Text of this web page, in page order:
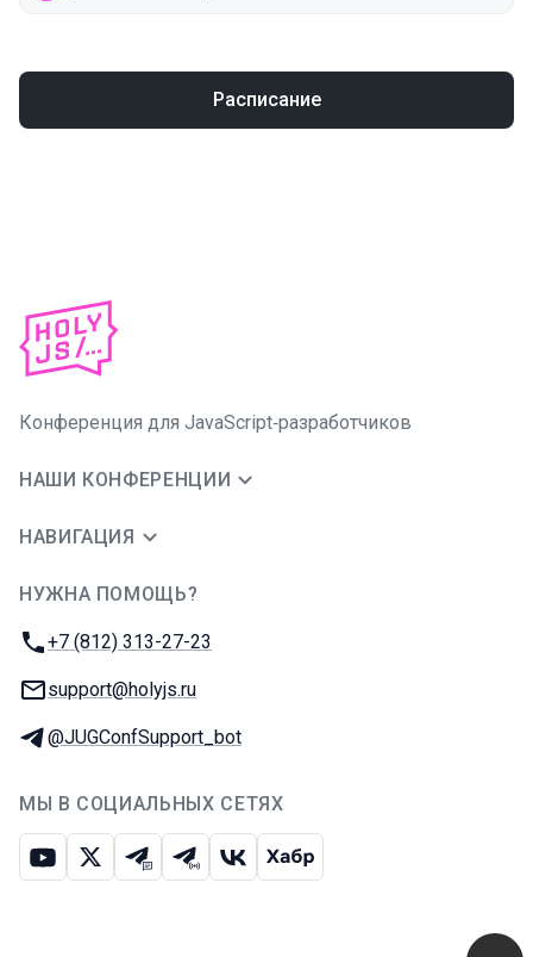
Расписание
Конференция для JavaScript‑разработчиков
НАШИ КОНФЕРЕНЦИИ
НАВИГАЦИЯ
НУЖНА ПОМОЩЬ?
Телефон:
+7 (812) 313-27-23
E-mail:
support@holyjs.ru
Телеграм:
@JUGConfSupport_bot
МЫ В СОЦИАЛЬНЫХ СЕТЯХ
ЮтубИкс Телеграм-чат
Телеграм-канал
ВКонтакте
Хабр